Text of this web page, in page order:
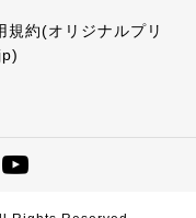
規約(オリジナルプリ